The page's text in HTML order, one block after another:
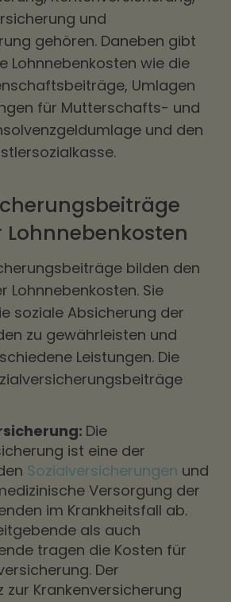
und
gehören. Daneben gibt
Lohnnebenkosten wie die
Umlagen
für Mutterschafts- und
und den
Lohnnebenkosten
bilden den
Lohnnebenkosten. Sie
soziale Absicherung der
zu gewährleisten und
Leistungen. Die
Die
ist eine der
Sozialversicherungen und
Versorgung der
im Krankheitsfall ab.
als auch
tragen die Kosten für
Der
zur Krankenversicherung